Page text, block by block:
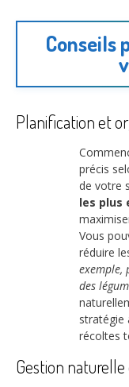
Conseils
Planification et
précis
de votre
les plus
Vous
réduire
exemple,
des
stratégie
récoltes
Gestion naturelle